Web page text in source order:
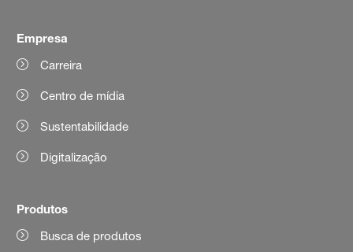
Empresa
Carreira
Centro de mídia
Sustentabilidade
Digitalização
Produtos
Busca de produtos